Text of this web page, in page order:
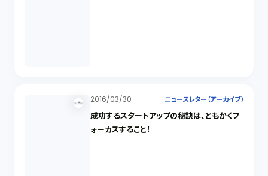
2016/03/30 ニュースレター（アーカイブ）
成功するスタートアップの秘訣は、ともかくフ
ォーカスすること！